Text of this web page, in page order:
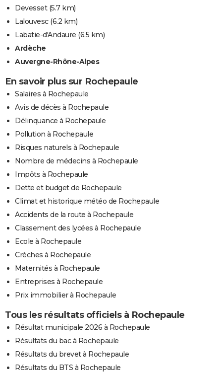
Devesset(5.7 km)
Lalouvesc(6.2 km)
Labatie-d'Andaure (6.5 km)
Ardèche
Auvergne-Rhône-Alpes
En savoir plus sur Rochepaule
Salaires à Rochepaule
Avis de décès à Rochepaule
Délinquance à Rochepaule
Pollution à Rochepaule
Risques naturels à Rochepaule
Nombre de médecins à Rochepaule
Impôts à Rochepaule
Dette et budget de Rochepaule
Climat et historique météo de Rochepaule
Accidents de la route à Rochepaule
Classement des lycées à Rochepaule
Ecole à Rochepaule
Crèches à Rochepaule
Maternités à Rochepaule
Entreprises à Rochepaule
Prix immobilier à Rochepaule
Tous les résultats officiels à Rochepaule
Résultat municipale 2026 à Rochepaule
Résultats du bac à Rochepaule
Résultats du brevet à Rochepaule
Résultats du BTS à Rochepaule